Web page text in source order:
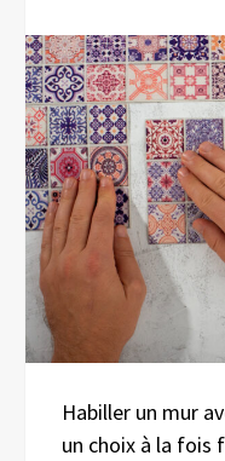
Habiller un mur
un choix à la fois